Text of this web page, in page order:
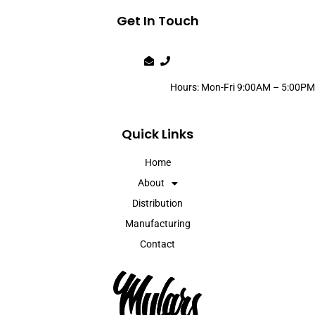
Quick Links
Home
About
Distribution
Manufacturing
Contact
Get In Touch
Hours: Mon-Fri 9:00AM – 5:00PM